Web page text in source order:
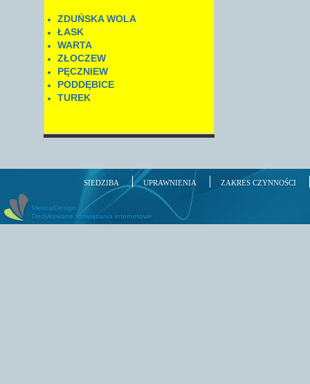
ZDUŃSKA WOLA
ŁASK
WARTA
ZŁOCZEW
PĘCZNIEW
PODDĘBICE
TUREK
SIEDZIBA UPRAWNIENIA ZAKRES CZYNNOŚCI
MescalDesign
Dedykowane rozwiązania internetowe